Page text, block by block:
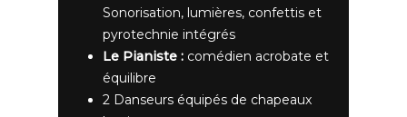
Sonorisation, lumières, confettis et
pyrotechnie intégrés
Le Pianiste : comédien acrobate et
équilibre
2 Danseurs équipés de chapeaux